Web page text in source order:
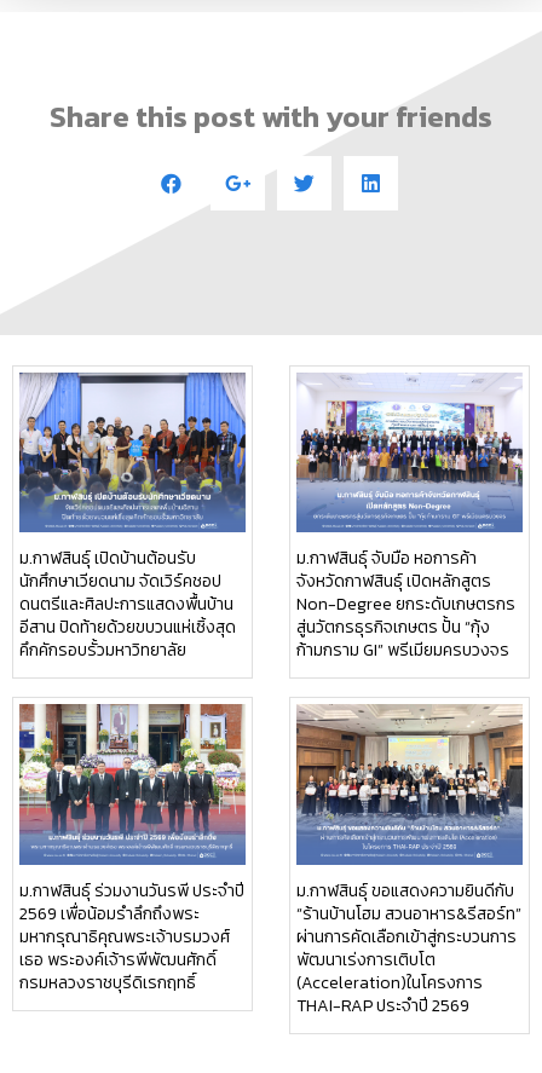
Share this post with your friends
ม.กาฬสินธุ์ เปิดบ้านต้อนรับ
นักศึกษาเวียดนาม จัดเวิร์คชอป
ดนตรีและศิลปะการแสดงพื้นบ้าน
อีสาน ปิดท้ายด้วยขบวนแห่เซิ้งสุด
คึกคักรอบรั้วมหาวิทยาลัย
ม.กาฬสินธุ์ จับมือ หอการค้า
จังหวัดกาฬสินธุ์ เปิดหลักสูตร
Non-Degree ยกระดับเกษตรกร
สู่นวัตกรธุรกิจเกษตร ปั้น “กุ้ง
ก้ามกราม GI” พรีเมียมครบวงจร
ม.กาฬสินธุ์ ร่วมงานวันรพี ประจำปี
2569 เพื่อน้อมรำลึกถึงพระ
มหากรุณาธิคุณพระเจ้าบรมวงศ์
เธอ พระองค์เจ้ารพีพัฒนศักดิ์
กรมหลวงราชบุรีดิเรกฤทธิ์
ม.กาฬสินธุ์ ขอแสดงความยินดีกับ
“ร้านบ้านโฮม สวนอาหาร&รีสอร์ท”
ผ่านการคัดเลือกเข้าสู่กระบวนการ
พัฒนาเร่งการเติบโต
(Acceleration)ในโครงการ
THAI-RAP ประจำปี 2569